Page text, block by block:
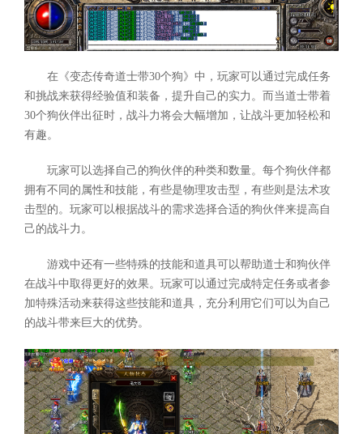
在《变态传奇道士带30个狗》中，玩家可以通过完成任务
和挑战来获得经验值和装备，提升自己的实力。而当道士带着
30个狗伙伴出征时，战斗力将会大幅增加，让战斗更加轻松和
有趣。
玩家可以选择自己的狗伙伴的种类和数量。每个狗伙伴都
拥有不同的属性和技能，有些是物理攻击型，有些则是法术攻
击型的。玩家可以根据战斗的需求选择合适的狗伙伴来提高自
己的战斗力。
游戏中还有一些特殊的技能和道具可以帮助道士和狗伙伴
在战斗中取得更好的效果。玩家可以通过完成特定任务或者参
加特殊活动来获得这些技能和道具，充分利用它们可以为自己
的战斗带来巨大的优势。